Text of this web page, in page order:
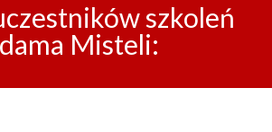
szkoleń
Misteli: